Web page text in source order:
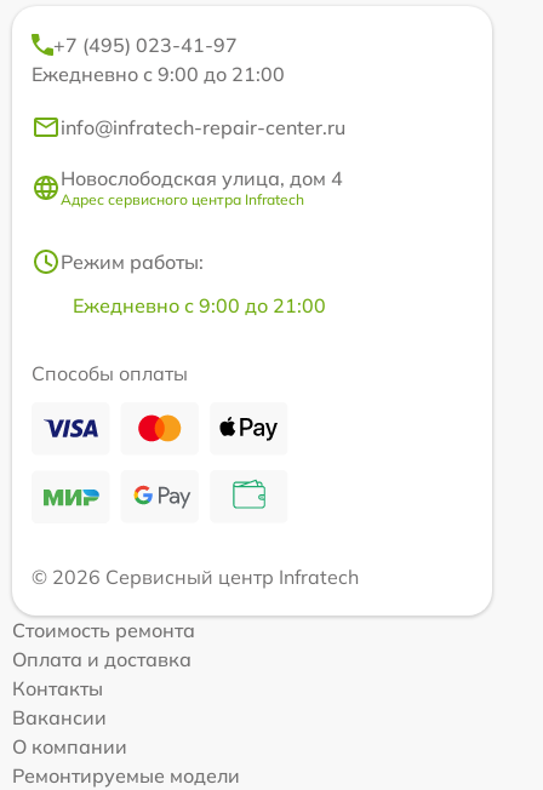
+7 (495) 023-41-97
Ежедневно с 9:00 до 21:00
info@infratech-repair-center.ru
Новослободская улица, дом 4
Адрес сервисного центра Infratech
Режим работы:
Ежедневно с 9:00 до 21:00
Способы оплаты
© 2026 Сервисный центр Infratech
Стоимость ремонта
Оплата и доставка
Контакты
Вакансии
О компании
Ремонтируемые модели